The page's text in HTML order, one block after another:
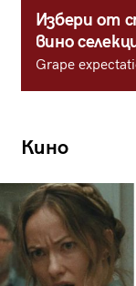
Избери от
вино
Grape
Кино